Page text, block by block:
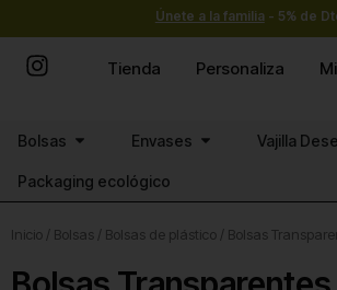
contenido
Únete a la familia- 5% de
Tienda Personaliza
Bolsas Abrir Bolsas
Envases Abrir Envases
Vajilla
Packaging ecológico
Inicio / Bolsas / Bolsas de plástico / Bolsas